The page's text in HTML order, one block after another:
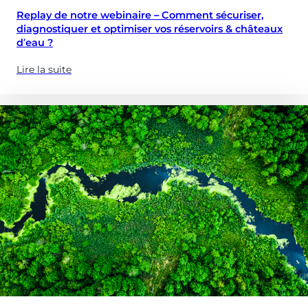
Replay de notre webinaire – Comment sécuriser,
diagnostiquer et optimiser vos réservoirs & châteaux
d’eau ?
Lire la suite
(à
de
:
Replay
de
notre
webinaire
–
Comment
sécuriser,
diagnostiquer
et
optimiser
vos